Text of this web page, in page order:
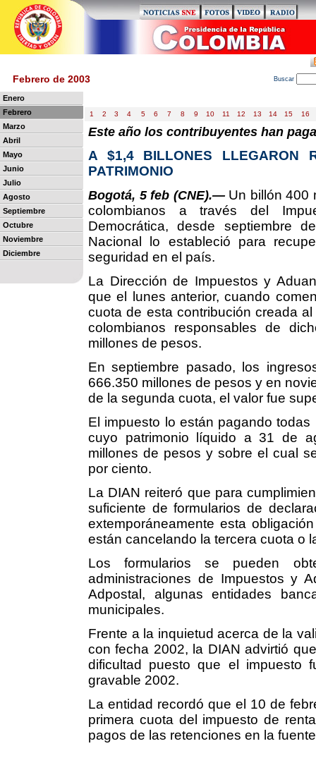
Febrero de 2003 Buscar
Enero
Febrero
Marzo
Abril
Mayo
Junio
Julio
Agosto
Septiembre
Octubre
Noviembre
Diciembre
1 2 3 4 5 6 7 8 9 10 11 12 13 14 15 16
Este año los contribuyentes han
A $1,4 BILLONES LLEGARON
PATRIMONIO
Bogotá, 5 feb (CNE).—Un billón 400
colombianos a través del
Democrática, desde septiembre
Nacional lo estableció para
seguridad en el país.
La Dirección de Impuestos y
que el lunes anterior, cuando
cuota de esta contribución creada
colombianos responsables de
millones de pesos.
En septiembre pasado, los
666.350 millones de pesos y en
de la segunda cuota, el valor fue
El impuesto lo están pagando
cuyo patrimonio líquido a 31 de
millones de pesos y sobre el cual
por ciento.
La DIAN reiteró que para
suficiente de formularios de
extemporáneamente esta
están cancelando la tercera cuota o
Los formularios se pueden
administraciones de Impuestos y
Adpostal, algunas entidades
municipales.
Frente a la inquietud acerca de la
con fecha 2002, la DIAN advirtió
dificultad puesto que el impuesto
gravable 2002.
La entidad recordó que el 10 de
primera cuota del impuesto de
pagos de las retenciones en la